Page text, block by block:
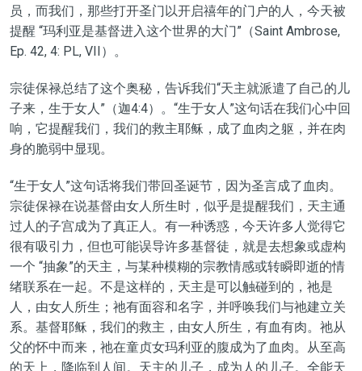
员，而我们，那些打开圣门以开启禧年的门户的人，今天被
提醒 “玛利亚是基督进入这个世界的大门”（Saint Ambrose,
Ep. 42, 4: PL, VII）。
宗徒保禄总结了这个奥秘，告诉我们“天主就派遣了自己的儿
子来，生于女人”（迦4:4）。 “生于女人”这句话在我们心中回
响 ， 它提醒我们，我们的救主耶稣，成了血肉之躯，并在肉
身的脆弱中显现。
“生于女人”这句话将我们带回圣诞节，因为圣言成了血肉。
宗徒保禄在说基督由女人所生时， 似乎是提醒我们，天主通
过人的子宫成为了真正人。有一种诱惑，今天许多人觉得它
很有吸引力，但也可能误导许多基督徒， 就是去想象或虚构
一个 “抽象”的天主，与某种模糊的宗教情感或转瞬即逝的情
绪联系在一起。不是这样的， 天主是可以触碰到 的， 祂是
人，由女人所生； 祂有面容和名字，并呼唤我们与祂建立关
系。基督耶稣，我们的救主，由女人所生，有血有肉。 祂从
父的怀中而来， 祂在童贞女玛利亚的腹成为了血肉。从至高
的天上 ，降临到 人间。天主的儿子，成为人的儿子。全能天